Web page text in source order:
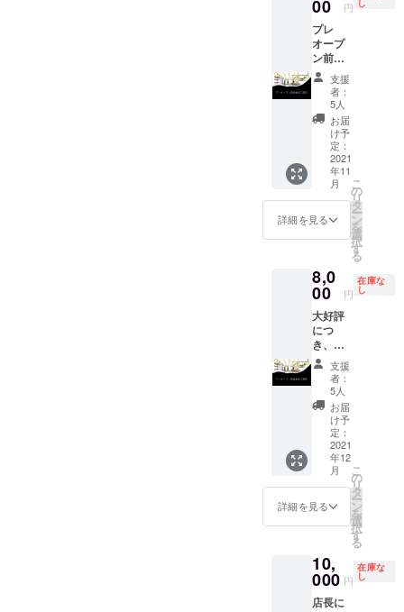
定価700
円/1杯
までの
コー
ヒーと
なりま
す。
（通常
のブレ
ンドの
みに比
べて飲
める
コー
ヒーの
種類が
トの使
用期限
は最初
の利用
日から
数えて
１２ヶ
月なり
ます。
ホット
ドック
券 ＊当
店で販
売する
レギュ
ホット
ドック1
本を1枚
いたし
ます。
＊有効
営業日
は１ヶ
月に２
０日前
後とな
りま
す。 ＊
飲み放
題の
コー
ヒーは
定価700
円/1杯
までの
コー
ヒーと
のブレ
ンドの
みに比
べて飲
める
コー
ヒーの
種類が
増えま
す） ＊
チケッ
トの使
用期限
は最初
の利用
数えて
１２ヶ
ホット
ドック
券 ＊当
時間時
間をか
けてイ
ンタ
ビュー
をし、
あなた
に最適
なスー
ツスタ
イルを
提案し
ます。
場所：
愛知県
岡崎市
店いた
だける
方に限
りま
す） 受
注を受
けてか
らお引
渡しま
での期
間：1～
2ヶ月
末廣徳
司氏プ
ル スー
ツをと
ド創り
の専門
家とし
ぱいに
広がっ
る苦
味、甘
味と香
りが豊
か。
「コピ
ルアッ
ク」で
知られ
ている
コー
ヒー通
の間で
アム
コー
ヒー豆
です。
産地：
インド
ネシア
共和国
スマト
ラ島 品
種：ア
ラビカ
種 精
製：
ジャコ
ウネコ
プロセ
00 円
プレ
オープ
ン前試
食会参
加権(ご
本人
様）＋
お礼の
メール
ホット
ドッ
ク、軽
食、ソ
フトド
リン
ク、
ヒー等
（飲み
放題）
無料提
供 日
時：
2021年
10月
~12月
19半時
頃より
約2時間
予定
（後日
ご連絡
をしま
す） 場
制限：
支援者
ご本人
のみ
支援
者：
5人
お届
け予
定：
2021
年11
月
詳細を見る
こ
の
リ
タ
ー
ン
を
選
択
す
る
8,0
00 円
在庫な
し
大好評
につ
き、プ
レオー
プン前
の試食
会を追
加する
ことに
いたし
まし
た。 プ
レオー
プン前
試食会
参加権
様）＋
お礼の
メール
ホット
支援
者：
5人
お届
け予
定：
2021
年12
月
詳細を見る
こ
の
リ
タ
ー
ン
を
選
択
す
る
10,
000 円
在庫な
し
店長に